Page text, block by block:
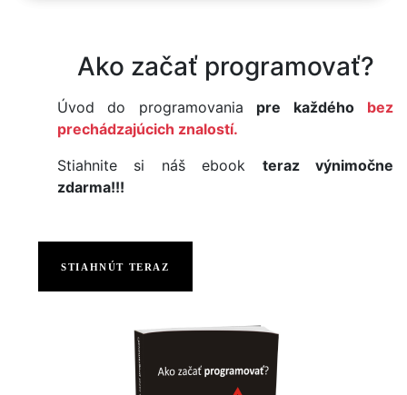
Ako začať programovať?
Úvod do programovania pre každého
bez
prechádzajúcich znalostí.
Stiahnite si náš ebook teraz výnimočne
zdarma!!!
STIAHNÚT TERAZ